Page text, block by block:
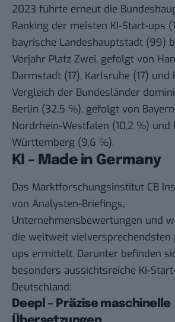
2023 führte erneut die
Ranking der meisten KI-Start-ups
bayrische Landeshauptstadt (99)
Vorjahr Platz Zwei, gefolgt von
Darmstadt (17), Karlsruhe (17) und
Vergleich der Bundesländer
Berlin (32,5 %), gefolgt von
Nordrhein-Westfalen (10,2 %) und
Württemberg (9,6 %).
KI – Made in Germany
Das Marktforschungsinstitut CB
von Analysten-Briefings,
Unternehmensbewertungen und
die weltweit vielversprechendsten
ups ermittelt. Darunter befinden
besonders aussichtsreiche KI-
Deutschland:
Deepl – Präzise maschinelle